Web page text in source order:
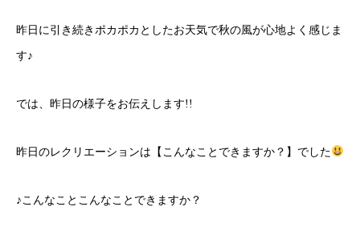
昨日に引き続きポカポカとしたお天気で秋の風が心地よく感じま
す♪
では、昨日の様子をお伝えします!!
昨日のレクリエーションは【こんなことできますか？】でした
♪こんなことこんなことできますか？